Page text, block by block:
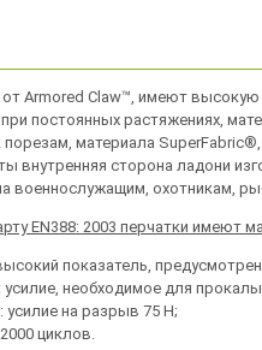
от Armored Claw™, имеют
постоянных растяжениях,
порезам, материала
внутренняя сторона ладони
военнослужащим, охотникам,
EN388: 2003 перчатки имеют
показатель,
необходимое для
усилие на разрыв 75 Н;
циклов.